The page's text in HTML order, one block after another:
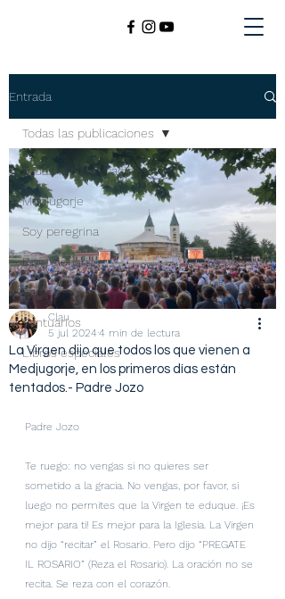
Entrada
Todas las publicaciones
Medjugorje
Soy peregrina
Devocionario
Santos
Santuarios
Libros especiales
Todas las publicaciones
La Virgen dijo que todos los que vienen a
Medjugorje, en los primeros días están
tentados.- Padre Jozo
Clau
5 jul 20244 min de lectura
Padre Jozo
Te ruego: no vengas si no quieres ser
sometido a la gracia. No vengas, por favor, si
luego no permites que la Virgen te eduque. ¡Es
mejor para ti! Es mejor para la Iglesia. La Virgen
no dijo “recitar” el Rosario. Pero dijo “PREGATE
IL ROSARIO” (Reza el Rosario). La oración no se
recita. Se reza con el corazón.